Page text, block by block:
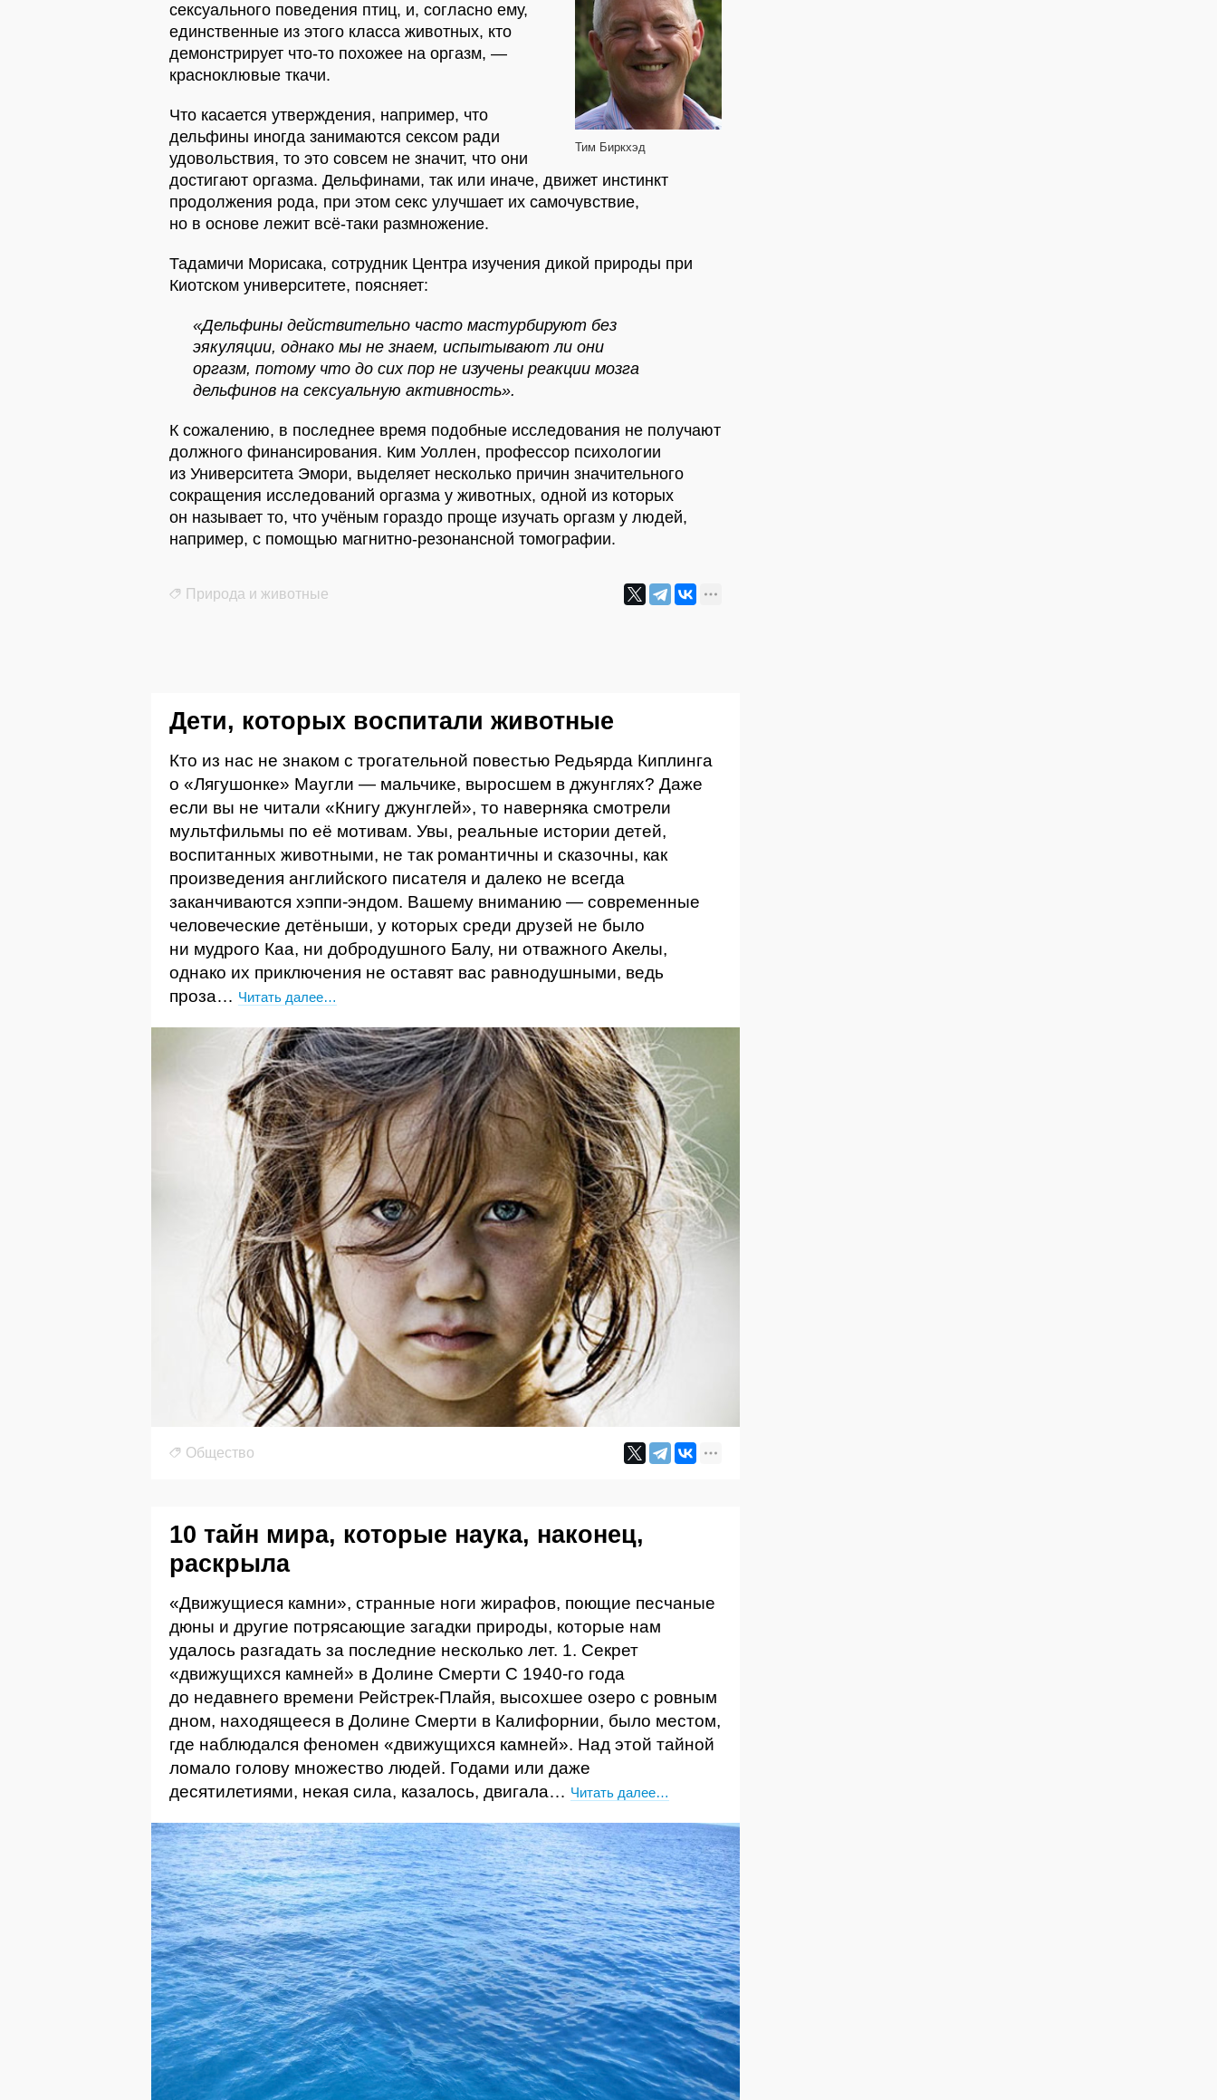
Тим Биркхэд
сексуального поведения птиц, и, согласно ему,
единственные из этого класса животных, кто
демонстрирует что-то похожее на оргазм, —
красноклювые ткачи.
Что касается утверждения, например, что
дельфины иногда занимаются сексом ради
удовольствия, то это совсем не значит, что они
достигают оргазма. Дельфинами, так или иначе, движет инстинкт
продолжения рода, при этом секс улучшает их самочувствие,
но в основе лежит всё-таки размножение.
Тадамичи Морисака, сотрудник Центра изучения дикой природы при
Киотском университете, поясняет:
«Дельфины действительно часто мастурбируют без
эякуляции, однако мы не знаем, испытывают ли они
оргазм, потому что до сих пор не изучены реакции мозга
дельфинов на сексуальную активность».
К сожалению, в последнее время подобные исследования не получают
должного финансирования. Ким Уоллен, профессор психологии
из Университета Эмори, выделяет несколько причин значительного
сокращения исследований оргазма у животных, одной из которых
он называет то, что учёным гораздо проще изучать оргазм у людей,
например, с помощью магнитно-резонансной томографии.
Природа и животные
Дети, которых воспитали животные
Кто из нас не знаком с трогательной повестью Редьярда Киплинга
о «Лягушонке» Маугли — мальчике, выросшем в джунглях? Даже
если вы не читали «Книгу джунглей», то наверняка смотрели
мультфильмы по её мотивам. Увы, реальные истории детей,
воспитанных животными, не так романтичны и сказочны, как
произведения английского писателя и далеко не всегда
заканчиваются хэппи-эндом. Вашему вниманию — современные
человеческие детёныши, у которых среди друзей не было
ни мудрого Каа, ни добродушного Балу, ни отважного Акелы,
однако их приключения не оставят вас равнодушными, ведь
проза… Читать далее…
Общество
10 тайн мира, которые наука, наконец,
раскрыла
«Движущиеся камни», странные ноги жирафов, поющие песчаные
дюны и другие потрясающие загадки природы, которые нам
удалось разгадать за последние несколько лет. 1. Секрет
«движущихся камней» в Долине Смерти С 1940-го года
до недавнего времени Рейстрек-Плайя, высохшее озеро с ровным
дном, находящееся в Долине Смерти в Калифорнии, было местом,
где наблюдался феномен «движущихся камней». Над этой тайной
ломало голову множество людей. Годами или даже
десятилетиями, некая сила, казалось, двигала… Читать далее…